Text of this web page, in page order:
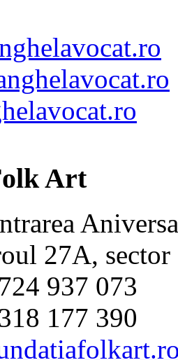
Art
27A, sector
937 073
177 390